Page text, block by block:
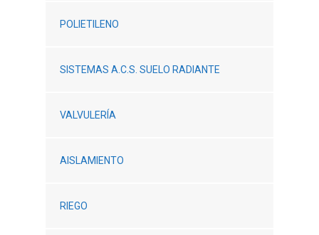
POLIETILENO
SISTEMAS A.C.S. SUELO RADIANTE
VALVULERÍA
AISLAMIENTO
RIEGO